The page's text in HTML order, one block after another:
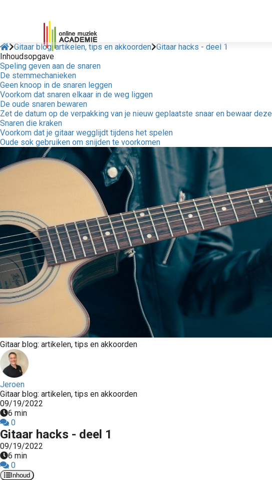
Gitaar blog: artikelen, tips en akkoorden Gitaar hacks - deel 1
Inhoudsopgave
Speling geven aan de snaren
De stemmechanieken
Geen knoop in de snaren leggen
Voorkom dat snaren elkaar in de weg liggen
De oude snaren bewaren
Zet de datum op de verpakking van je nieuw geplaatste snaar en bewaar deze
Snaren die kraken
Voorkom dat je gitaar wegglijdt tijdens het spelen
Oude sok gebruiken om snijden te voorkomen
Gitaar blog: artikelen, tips en akkoorden
Jeroen
Gitaar blog: artikelen, tips en akkoorden
09/19/2022
6 min
0
Gitaar hacks - deel 1
09/19/2022
6 min
0
Inhoud